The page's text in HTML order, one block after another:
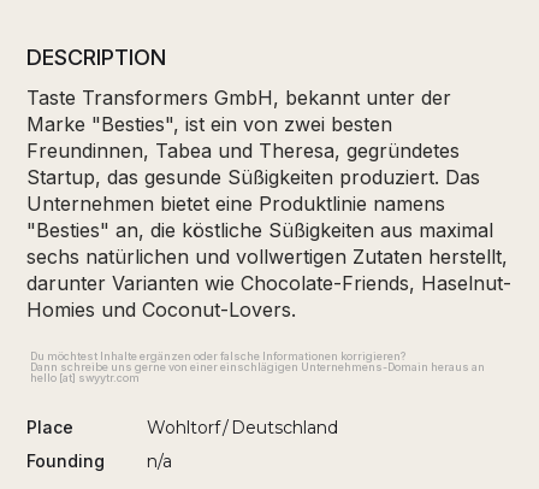
DESCRIPTION
Taste Transformers GmbH, bekannt unter der
Marke "Besties", ist ein von zwei besten
Freundinnen, Tabea und Theresa, gegründetes
Startup, das gesunde Süßigkeiten produziert. Das
Unternehmen bietet eine Produktlinie namens
"Besties" an, die köstliche Süßigkeiten aus maximal
sechs natürlichen und vollwertigen Zutaten herstellt,
darunter Varianten wie Chocolate-Friends, Haselnut-
Homies und Coconut-Lovers.
Du möchtest Inhalte ergänzen oder falsche Informationen korrigieren?
Dann schreibe uns gerne von einer einschlägigen Unternehmens-Domain heraus an
hello [at] swyytr.com
Place Wohltorf/ Deutschland
Founding n/a